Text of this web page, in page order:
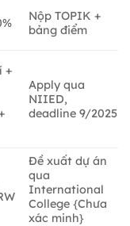
Nộp TOPIK +
bảng điểm
+
Apply qua
NIIED,
deadline 9/2025
Đề xuất dự án
qua
International
College {Chưa
xác minh}